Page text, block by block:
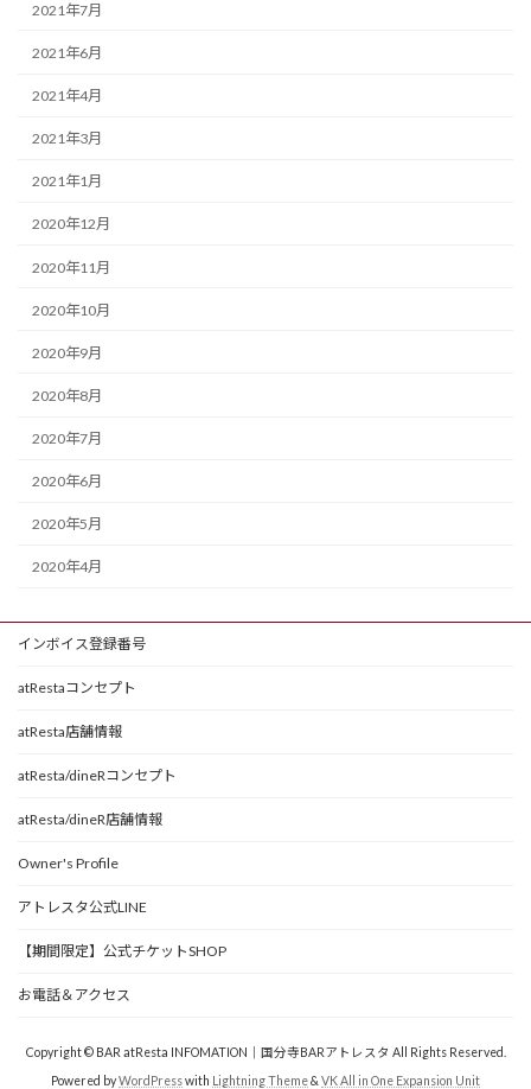
2021年7月
2021年6月
2021年4月
2021年3月
2021年1月
2020年12月
2020年11月
2020年10月
2020年9月
2020年8月
2020年7月
2020年6月
2020年5月
2020年4月
インボイス登録番号
atRestaコンセプト
atResta店舗情報
atResta/dineRコンセプト
atResta/dineR店舗情報
Owner's Profile
アトレスタ公式LINE
【期間限定】公式チケットSHOP
お電話＆アクセス
Copyright © BAR atResta INFOMATION｜国分寺BARアトレスタ All Rights Reserved.
Powered byWordPresswith Lightning Theme& VK All in One Expansion Unit